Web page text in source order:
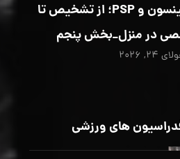
تفاوت بیماری پارکینسون و PSP؛ از تشخیص تا
در منزل_بخش پنجم
۲۴, ۲۰۲۶
های ورزشی